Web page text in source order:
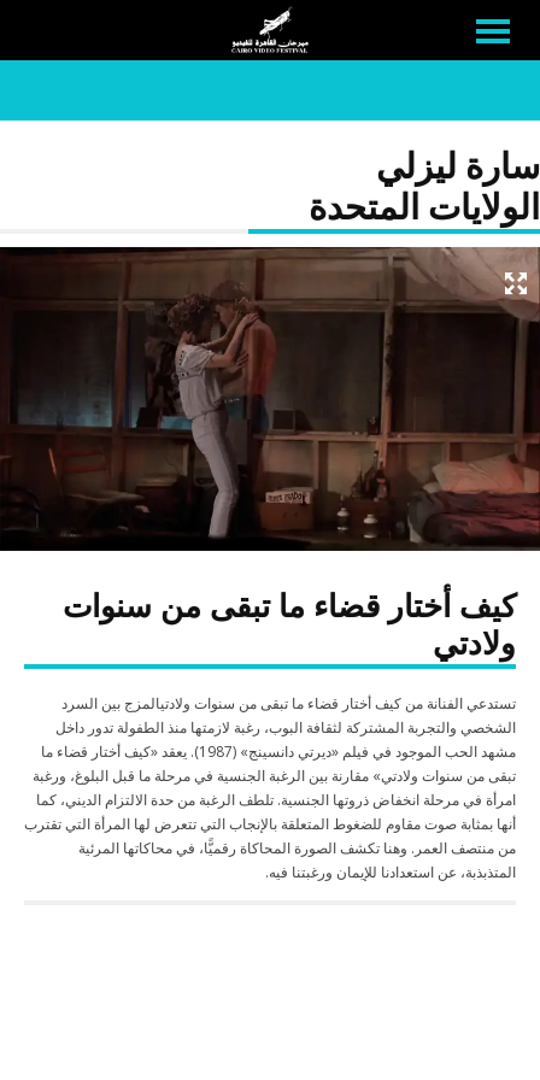
سارة ليزلي
الولايات المتحدة
كيف أختار قضاء ما تبقى من سنوات
ولادتي
تستدعي الفنانة من كيف أختار قضاء ما تبقى من سنوات ولادتيالمزج بين السرد
الشخصي والتجربة المشتركة لثقافة البوب، رغبة لازمتها منذ الطفولة تدور داخل
مشهد الحب الموجود في فيلم «ديرتي دانسينج» (1987). يعقد «كيف أختار قضاء ما
تبقى من سنوات ولادتي» مقارنة بين الرغبة الجنسية في مرحلة ما قبل البلوغ، ورغبة
امرأة في مرحلة انخفاض ذروتها الجنسية. تلطف الرغبة من حدة الالتزام الديني، كما
أنها بمثابة صوت مقاوم للضغوط المتعلقة بالإنجاب التي تتعرض لها المرأة التي تقترب
من منتصف العمر. وهنا تكشف الصورة المحاكاة رقميًّا، في محاكاتها المرئية
المتذبذبة، عن استعدادنا للإيمان ورغبتنا فيه.